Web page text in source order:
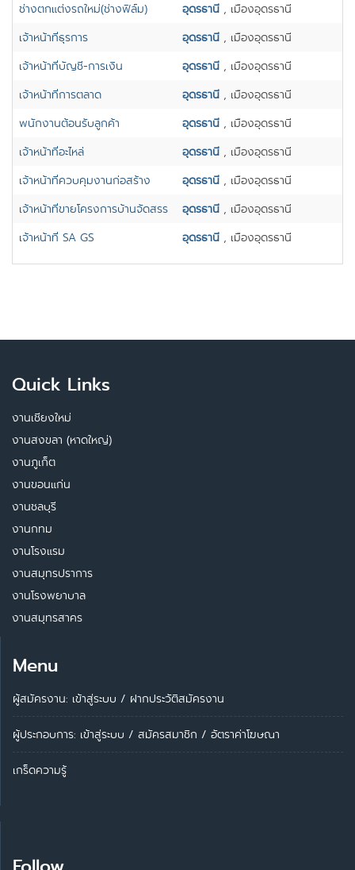
ช่างตกแต่งรถใหม่(ช่างฟิล์ม)
อุดรธานี , เมืองอุดรธานี
เจ้าหน้าที่ธุรการ
อุดรธานี , เมืองอุดรธานี
เจ้าหน้าที่บัญชี-การเงิน
อุดรธานี , เมืองอุดรธานี
เจ้าหน้าที่การตลาด
อุดรธานี , เมืองอุดรธานี
พนักงานต้อนรับลูกค้า
อุดรธานี , เมืองอุดรธานี
เจ้าหน้าที่อะไหล่
อุดรธานี , เมืองอุดรธานี
เจ้าหน้าที่ควบคุมงานก่อสร้าง
อุดรธานี , เมืองอุดรธานี
เจ้าหน้าที่ขายโครงการบ้านจัดสรร
อุดรธานี , เมืองอุดรธานี
เจ้าหน้าที่ SA GS
อุดรธานี , เมืองอุดรธานี
Quick Links
งานเชียงใหม่
งานสงขลา (หาดใหญ่)
งานภูเก็ต
งานขอนแก่น
งานชลบุรี
งานกทม
งานโรงแรม
งานสมุทรปราการ
งานโรงพยาบาล
งานสมุทรสาคร
Menu
ผู้สมัครงาน: เข้าสู่ระบบ / ฝากประวัติสมัครงาน
ผู้ประกอบการ: เข้าสู่ระบบ / สมัครสมาชิก / อัตราค่าโฆษณา
เกร็ดความรู้